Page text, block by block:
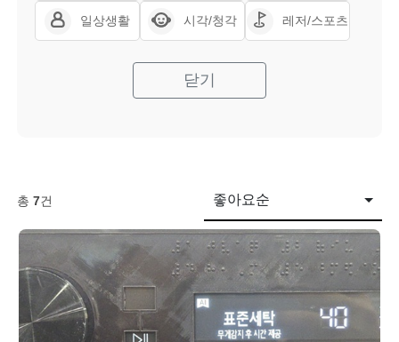
일상생활 시각/청각 레저/스포츠
닫기
총7건 좋아요순